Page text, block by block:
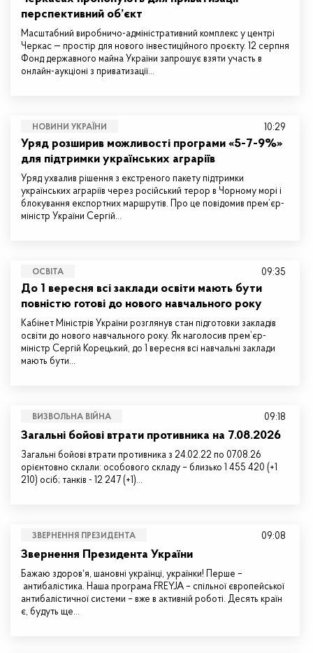
перспективний об’єкт
Масштабний виробничо-адміністративний комплекс у центрі
Черкас — простір для нового інвестиційного проєкту. 12 серпня
Фонд державного майна України запрошує взяти участь в
онлайн-аукціоні з приватизації…
НОВИНИ УКРАЇНИ
Уряд розширив можливості програми «5-7-9%»
для підтримки українських аграріїв
Уряд ухвалив рішення з екстреного пакету підтримки
українських аграріїв через російський терор в Чорному морі і
блокування експортних маршрутів. Про це повідомив прем’єр-
міністр України Сергій…
10:29
ОСВІТА
До 1 вересня всі заклади освіти мають бути
повністю готові до нового навчального року
Кабінет Міністрів України розглянув стан підготовки закладів
освіти до нового навчального року. Як наголосив прем’єр-
міністр Сергій Корецький, до 1 вересня всі навчальні заклади
мають бути…
09:35
ВИЗВОЛЬНА ВІЙНА
Загальні бойові втрати противника на 7.08.2026
Загальні бойові втрати противника з 24.02.22 по 07.08.26
орієнтовно склали: особового складу – близько 1 455 420 (+1
210) осіб; танків - 12 247 (+1)…
09:18
ЗВЕРНЕННЯ ПРЕЗИДЕНТА
Звернення Президента України
Бажаю здоровʼя, шановні українці, українки! Перше –
антибалістика. Наша програма FREYJA – спільної європейської
антибалістичної системи – вже в активній роботі. Десять країн
є, будуть ще…
09:08